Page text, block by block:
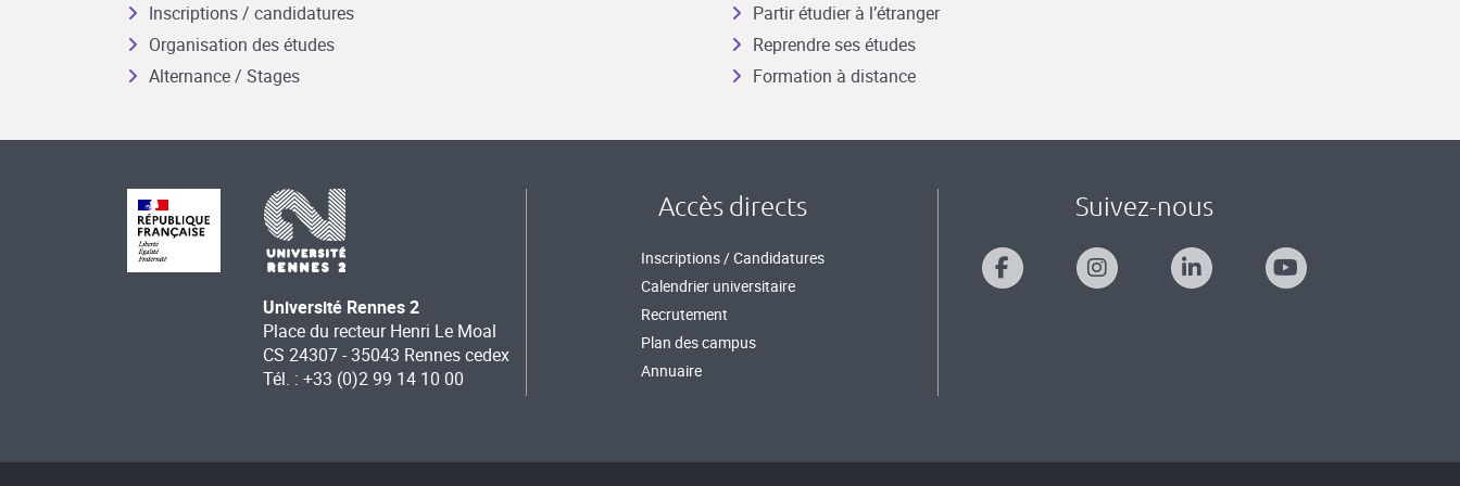
Inscriptions / candidatures
Organisation des études
Alternance / Stages
Partir étudier à l’étranger
Reprendre ses études
Formation à distance
Université Rennes 2
Place du recteur Henri Le Moal
CS 24307 - 35043 Rennes cedex
Tél. : +33 (0)2 99 14 10 00
Accès directs
Inscriptions / Candidatures
Calendrier universitaire
Recrutement
Plan des campus
Annuaire
Suivez-nous